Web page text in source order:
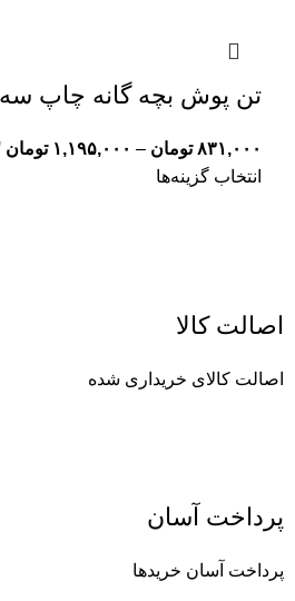
تن پوش بچه گانه چاپ
۸۳۱,۰۰۰ تومان – ۱,۱۹۵,۰۰۰ تومان
انتخاب گزینه‌ها
اصالت کالا
اصالت کالای خریداری شده
پرداخت آسان
پرداخت آسان خریدها